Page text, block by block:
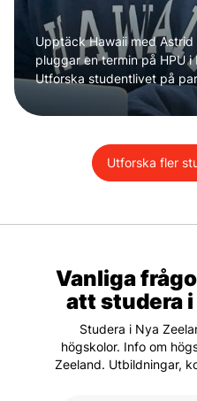
Upptäck Hawaii med Astrid
pluggar en termin på HPU i
Utforska studentlivet på
Utforska fler
Vanliga
att studera i
Studera i Nya
högskolor. Info om
Zeeland. Utbildningar,